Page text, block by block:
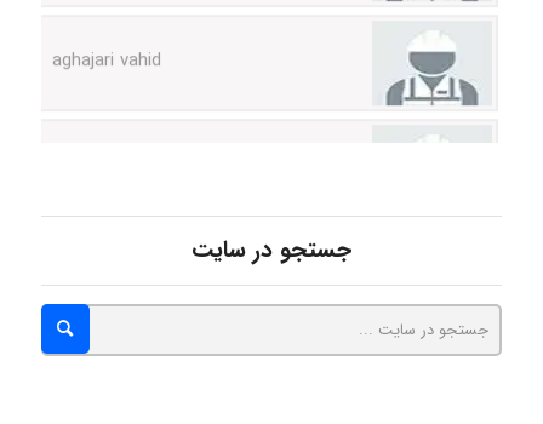
hosein abdolvand
جستجو در سایت